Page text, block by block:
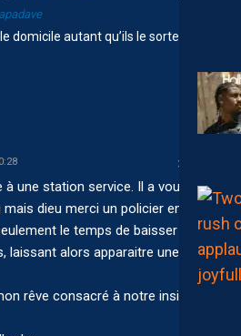
domicile autant qu’ils le sortent
une station service. Il a voulu
dieu merci un policier en civil
le temps de baisser son
laissant alors apparaitre une
rêve consacré à notre insider